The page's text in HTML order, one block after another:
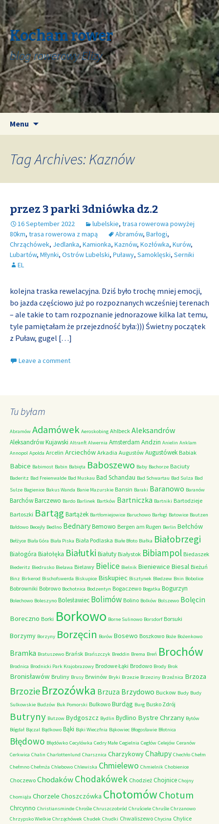
Kocham rower
blog rowerowy Elizy
Menu
Tag Archives: Kaznów
przez 3 parki 3dniówka dz.2
16 September 2022 lubelskie, trasa rowerowa powyżej
80km, trasa rowerowa z mapą Abramów, Barłogi,
Chrząchówek, Jedlanka, Kamionka, Kaznów, Kozłówka, Kurów,
Lubartów, Młynki, Ostrów Lubelski, Puławy, Samoklęski, Serniki
EL
kolejna traska rewelacyjna. Dziś było trochę mniej emocji,
bo jazda częściowo już po rozpoznanych wcześniej terenach
– ale takie to tam rozpoznanie jednorazowe kilka lat temu,
tyle pamiętałam że przejezdność była:))) Świetny początek
z Puław, gugel […]
Leave a comment
Tu byłam
Abramów Adamówek Aeroskobing Ahlbeck Aleksandrów
Aleksandrów Kujawski Altranft Alwernia Amsterdam Andzin Anielin Anklam
Annopol Apolda Arcelin Arciechów Arkadia Augustów Augustówek Babiak
Babice Babimost Babin Babięta Baboszewo Baby Bachorze Baciuty
Baderitz Bad Freienwalde Bad Muskau Bad Schandau Bad Schwartau Bad Sulza Bad
Sulze Bagienice Bakus Wanda Banie Mazurskie Bansin Baraki Baranowo Baranów
BarchówBarczewo Bardo Barlinek Bartków Bartniczka Bartniki Bartodzieje
Bartoszki Bartąg Bartążek Bartłomiejowice Baruchowo Barłogi Batowice Bautzen
Bałdowo Becejły Bedlno BednaryBemowo Bergen am Rugen Berlin Bełchów
Bełżyce Biała Góra Biała Piska Biała Podlaska Białe Błoto Białka Białobrzegi
Białogóra Białołęka Białutki Białuty Białystok Bibiampol Biedaszek
Biederitz Biedrusko Bielawa Bielawy Bielice Bielnik Bieniewice Biesal Bieżuń
Binz Birkerod Bischofswerda Biskupice Biskupiec Bisztynek Bledzew Bnin Bobolice
Bobrowniki Bobrowo Bochotnica Bodzentyn Bogaczewo Bogatka Bogurzyn
Bolechowo Boleszyno Bolesławiec Bolimów Bolino Bolków Bolszewo Bolęcin
Boreczno Borki Borkowo Borne Sulinowo Borsdorf Borsuki
Borzymy Borzyny Borzęcin Borów Bosewo Boszkowo Boże Bożenkowo
Bramka Bratuszewo Brańsk Brańszczyk Breddin Brema Breń Brochów
Brodnica Brodnicki Park Krajobrazowy Brodowe Łąki Brodowo Brody Brok
Bronisławów Bruliny Brusy Brwinów Bryki Brzezie Brzeziny Brzeźnica Brzoza
Brzozie Brzozówka Brzuza Brzydowo Buckow Budy Budy
Sulkowskie Budzów Buk Pomorski Bulkowo Burdąg Burg Busko Zdrój
Butryny Butzow Bydgoszcz Bydlin Bydlino Bystre Chrzany Bytów
Bógdał Bączal Bądkowo Bąki Bąki Wieczfnia Bąkowiec Błogosławie Błotnica
Błędowo Błędówko Cecylówka Cedry Małe Cegielnia Cegłów Celejów Ceranów
Cerkwica Chalin Charlottenlund Charsznica CharzykowyChałupy Chechło Chełm
Chełmno Chełmża Chlebowo Chlewiska Chmielewo Chmielnik Chobienice
Choczewo ChodakówChodakówek Chodzież Chojnice Chojny
Chomiąża Chorzele Choszczówka ChotomówChotum
Chrcynno Christiansminde Chrośle Chruszczobród Chruściele Chruśle Chrzanowo
Chrzypsko Wielkie Chrząchówek Chudek Chudki Chwaliszewo Chycina Chylice